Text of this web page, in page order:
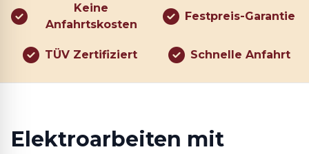
Keine
Anfahrtskosten
Festpreis-Garantie
TÜV Zertifiziert Schnelle Anfahrt
Elektroarbeiten mit